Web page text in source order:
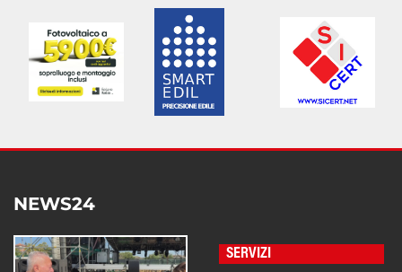
NEWS24
SERVIZI